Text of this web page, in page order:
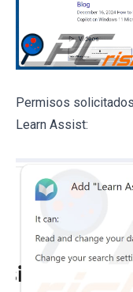
Permisos
Learn Assist: